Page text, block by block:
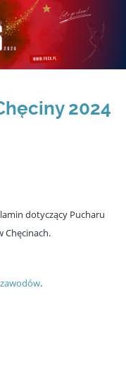
2024
dotyczący Pucharu
Chęcinach.
.